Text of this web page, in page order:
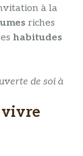
à la
riches
habitudes
de soi à
vivre